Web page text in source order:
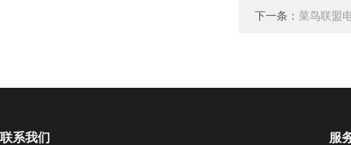
下一条： 菜鸟联盟
联系我们 服